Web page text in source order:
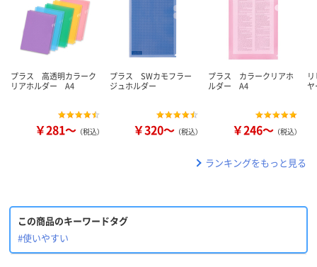
プラス 高透明カラーク
リアホルダー A4
￥281～ （税込）
プラス SWカモフラー
ジュホルダー
￥320～ （税込）
プラス カラークリアホ
ルダー A4
￥246～ （税込）
ヤ
ランキングをもっと見る
この商品のキーワードタグ
#使いやすい